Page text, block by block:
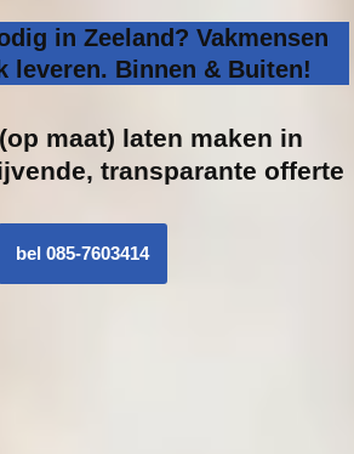
in Zeeland? Vakmensen
leveren. Binnen & Buiten!
maat) laten maken in
transparante offerte
bel 085-7603414